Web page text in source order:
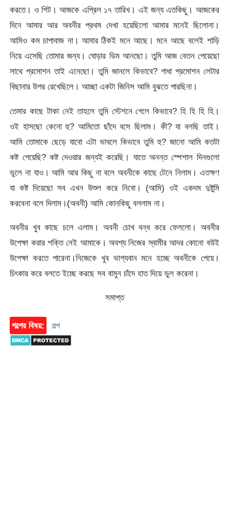
করতে। ও শিট। আজকে এপ্রিল ১৭ তারিখ। এই জন্য এতকিছু। আজকের
দিনে আমার আর অবনীর প্রথম দেখা হয়েছিলো আমার মনেই ছিলোনা।
আমিও কম চাপাবাজ না। আমার ঠিকই মনে আছে। মনে আছে বলেই শাড়ি
নিয়ে এসেছি তোমার জন্য। ঘোড়ার ডিম আনছো। তুমি আজ বেতন পেয়েছো
সাথে প্রমোশন তাই এনেছো। তুমি জানলে কিভাবে? গাধা প্রমোশন লেটার
বিছানার উপর রেখেছিলে। আচ্ছা একটা জিনিস আমি বুঝতে পারছিনা।
তেমার কাছে টাকা নেই তাহলে তুমি স্টেশনে গেলে কিভাবে? হি হি হি হি।
ওই হাসছো কেনো হু? আমিতো ছাঁদে বসে ছিলাম। কী? যা বলছি তাই।
আমি তোমাকে ছেড়ে যাবো এটা ভাবলে কিভাবে তুমি হু? জানো আমি কতটা
কষ্ট পেয়েছি? কষ্ট দেওয়ার জন্যই করেছি। যাতে অনন্ত স্পেশাল দিনগুলো
ভুলে না যাও। আমি আর কিছু না বলে অবনীকে কাছে টেনে নিলাম। এতক্ষণ
যা কষ্ট দিয়েছো সব এখন উশুল করে নিবো। (আমি) ওই একদম দুষ্টুমি
করবেনা বলে দিলাম।(অবনী) আমি কোনকিছু বললাম না।
অবনীর খুব কাছে চলে এলাম। অবনী চোখ বন্ধ করে ফেললো। অবনীর
উপেক্ষা করার শক্তি নেই আমাকে। অবশ্য নিজের স্বামীর আদর কোনো বউই
উপেক্ষা করতে পারেনা।নিজেকে খুব ভাগ্যবান মনে হচ্ছে অবনীকে পেয়ে।
চিৎকার করে বলতে ইচ্ছে করছে সব বামুন চাঁদে হাত দিয়ে ভুল করেনা।
সমাপ্ত
গল্পের বিষয়: গল্প